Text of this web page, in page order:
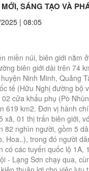
SÁNG TẠO VÀ
| 08:05
miền núi, biên giới nằm
biên giới dài trên 74
Ninh Minh, Quảng
tế (Hữu Nghị đường bộ
cửa khẩu phụ (Pò
619 km2. Đơn vị hành
xã, 01 thị trấn biên giới,
82 nghìn người, gồm 5
Hoa..), trong đó người
có các tuyến quốc lộ 1A,
- Lạng Sơn chạy qua,